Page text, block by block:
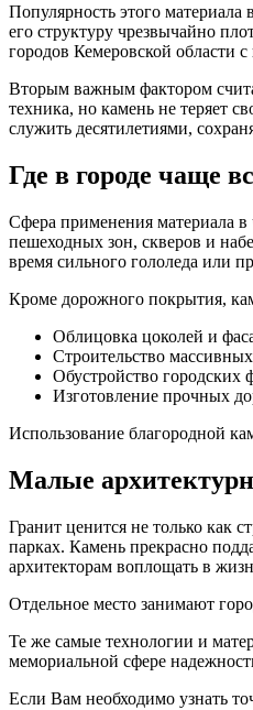
Популярность этого материала
его структуру чрезвычайно
городов Кемеровской области
Вторым важным фактором
техника, но камень не теряет
служить десятилетиями,
Где в городе чаще
Сфера применения материала
пешеходных зон, скверов и
время сильного гололеда или
Кроме дорожного покрытия,
Облицовка цоколей и
Строительство
Обустройство
Изготовление прочных
Использование благородной
Малые
Гранит ценится не только как
парках. Камень прекрасно
архитекторам воплощать в
Отдельное место занимают
Те же самые технологии и
мемориальной сфере
Если Вам необходимо узнать